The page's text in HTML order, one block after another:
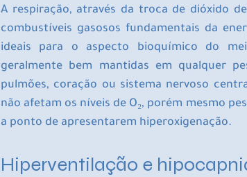
A respiração, através da troca de dióxido
combustíveis gasosos fundamentais da
ideais para o aspecto bioquímico do
geralmente bem mantidas em qualquer
pulmões, coração ou sistema nervoso
não afetam os níveis de O₂, porém mesmo
a ponto de apresentarem hiperoxigenação.
Hiperventilação e